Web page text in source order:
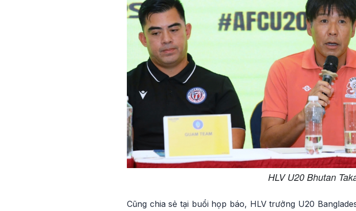
HLV U20 Bhutan
Cũng chia sẻ tại buổi họp báo, HLV trưởng U20